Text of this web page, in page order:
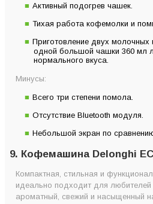
Активный подогрев чашек.
Тихая работа кофемолки и
Приготовление двух молочных
одной большой чашки 360 мл
нормального вкуса.
Минусы:
Всего три степени помола.
Отсутствие Bluetooth модуля.
Небольшой экран по
9. Кофемашина Delonghi
Компактная, стильная и
идеально подходит для
ароматный, свежий и насыщенный